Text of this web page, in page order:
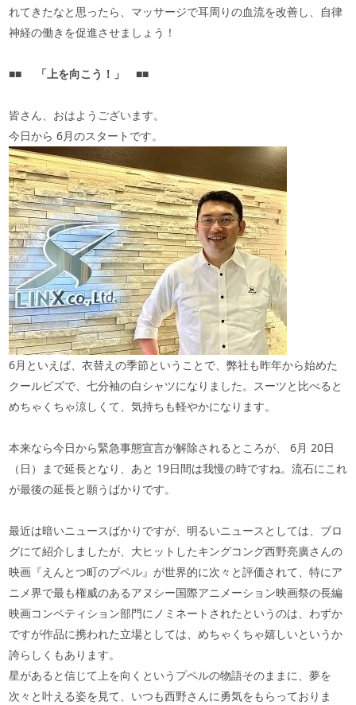
れてきたなと思ったら、マッサージで耳周りの血流を改善し、自律
神経の働きを促進させましょう！
■■ 「上を向こう！」 ■■
皆さん、おはようございます。
今日から 6月のスタートです。
6月といえば、衣替えの季節ということで、弊社も昨年から始めた
クールビズで、七分袖の白シャツになりました。スーツと比べると
めちゃくちゃ涼しくて、気持ちも軽やかになります。
本来なら今日から緊急事態宣言が解除されるところが、 6月 20日
（日）まで延長となり、あと 19日間は我慢の時ですね。流石にこれ
が最後の延長と願うばかりです。
最近は暗いニュースばかりですが、明るいニュースとしては、ブロ
グにて紹介しましたが、大ヒットしたキングコング西野亮廣さんの
映画『えんとつ町のプペル』が世界的に次々と評価されて、特にア
ニメ界で最も権威のあるアヌシー国際アニメーション映画祭の長編
映画コンペティション部門にノミネートされたというのは、わずか
ですが作品に携われた立場としては、めちゃくちゃ嬉しいというか
誇らしくもあります。
星があると信じて上を向くというプペルの物語そのままに、夢を
次々と叶える姿を見て、いつも西野さんに勇気をもらっておりま